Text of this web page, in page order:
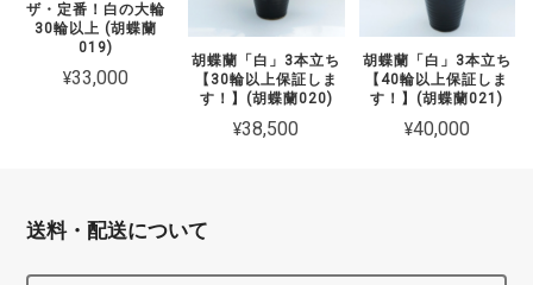
ザ・定番！白の大輪
30輪以上 (胡蝶蘭
019)
¥33,000
胡蝶蘭「白」3本立ち
【30輪以上保証しま
す！】(胡蝶蘭020)
¥38,500
胡蝶蘭「白」3本立ち
【40輪以上保証しま
す！】(胡蝶蘭021)
¥40,000
送料・配送について